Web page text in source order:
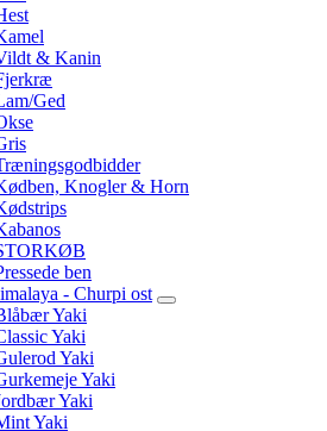
& Kanin
Ged
Knogler & Horn
ben
- Churpi ost
Yaki
Yaki
Yaki
Yaki
Yaki
Yaki